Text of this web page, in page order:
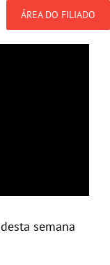
ÁREA DO FILIADO
semana